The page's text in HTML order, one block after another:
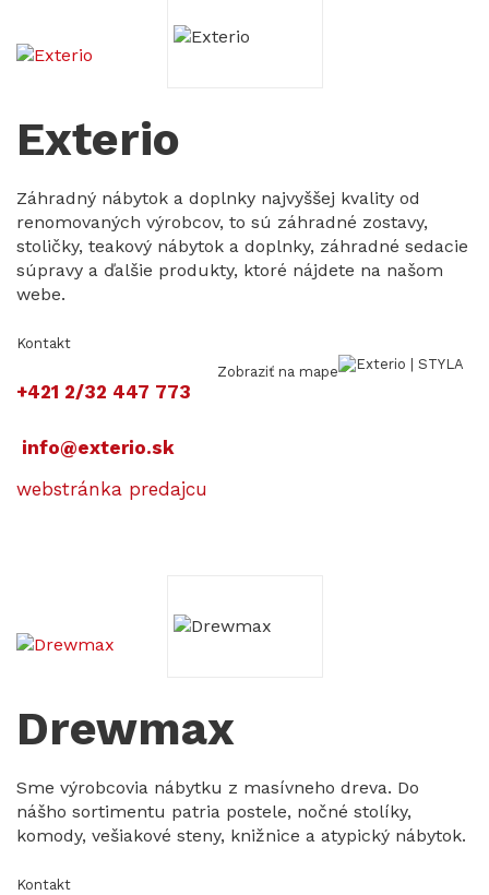
Exterio
Záhradný nábytok a doplnky najvyššej kvality od
renomovaných výrobcov, to sú záhradné zostavy,
stoličky, teakový nábytok a doplnky, záhradné sedacie
súpravy a ďalšie produkty, ktoré nájdete na našom
webe.
Kontakt
+421 2/32 447 773
info@exterio.sk
webstránka predajcu
Zobraziť na mape
Drewmax
Sme výrobcovia nábytku z masívneho dreva. Do
nášho sortimentu patria postele, nočné stolíky,
komody, vešiakové steny, knižnice a atypický nábytok.
Kontakt